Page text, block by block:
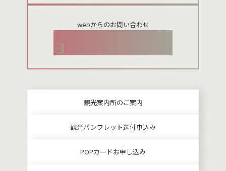
webからのお問い合わせ
観光案内所のご案内
観光パンフレット送付申込み
POPカードお申し込み